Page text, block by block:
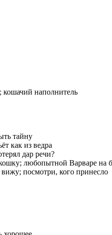
кошачий наполнитель
тайну
как из ведра
дар речи?
любопытной Варваре на
посмотри, кого принесло